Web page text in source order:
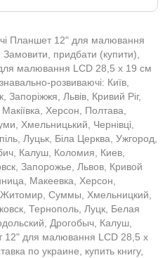
Планшет 12" для малювання
придбати (купити),
малювання LCD 28,5 х 19 см
розвиваючі: Київ,
Запоріжжя, Львів, Кривий Ріг,
Херсон, Полтава,
Хмельницький, Чернівці,
Луцьк, Біла Церква, Ужгород,
Калуш, Коломия, Киев,
Запорожье, Львов, Кривой
Макеевка, Херсон,
Суммы, Хмельницкий,
Тернополь, Луцк, Белая
Дрогобыч, Калуш,
для малювання LCD 28,5 х
по украине, купить книгу,